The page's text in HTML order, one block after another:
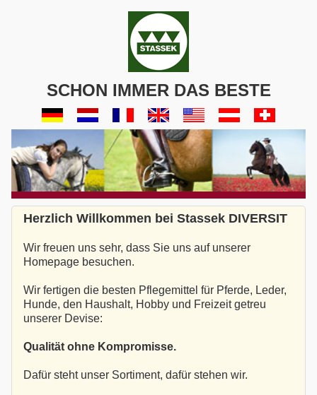
SCHON IMMER DAS BESTE
Herzlich Willkommen bei Stassek DIVERSIT
Wir freuen uns sehr, dass Sie uns auf unserer
Homepage besuchen.
Wir fertigen die besten Pflegemittel für Pferde, Leder,
Hunde, den Haushalt, Hobby und Freizeit getreu
unserer Devise:
Qualität ohne Kompromisse.
Dafür steht unser Sortiment, dafür stehen wir.